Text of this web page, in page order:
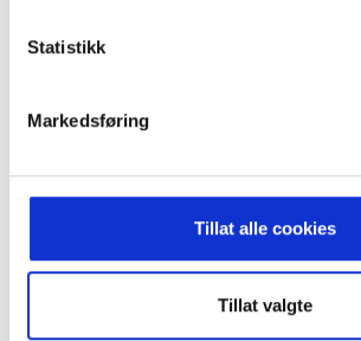
Statistikk
Markedsføring
Tillat alle cookies
Tillat valgte
Viktig å merke seg
anbefaler bestemte tider for turen,
garantere at du vil oppleve det du
naturen.